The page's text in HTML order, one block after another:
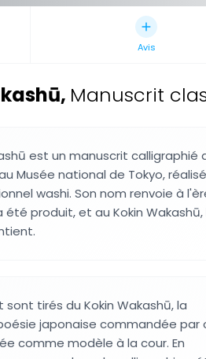
Avis
, Manuscrit
est un manuscrit calligraphié
Musée national de Tokyo,
washi. Son nom renvoie à
été produit, et au Kokin Wakashū,
tirés du Kokin Wakashū, la
japonaise commandée par
comme modèle à la cour. En